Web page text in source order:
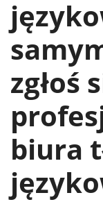
zgłoś
biura